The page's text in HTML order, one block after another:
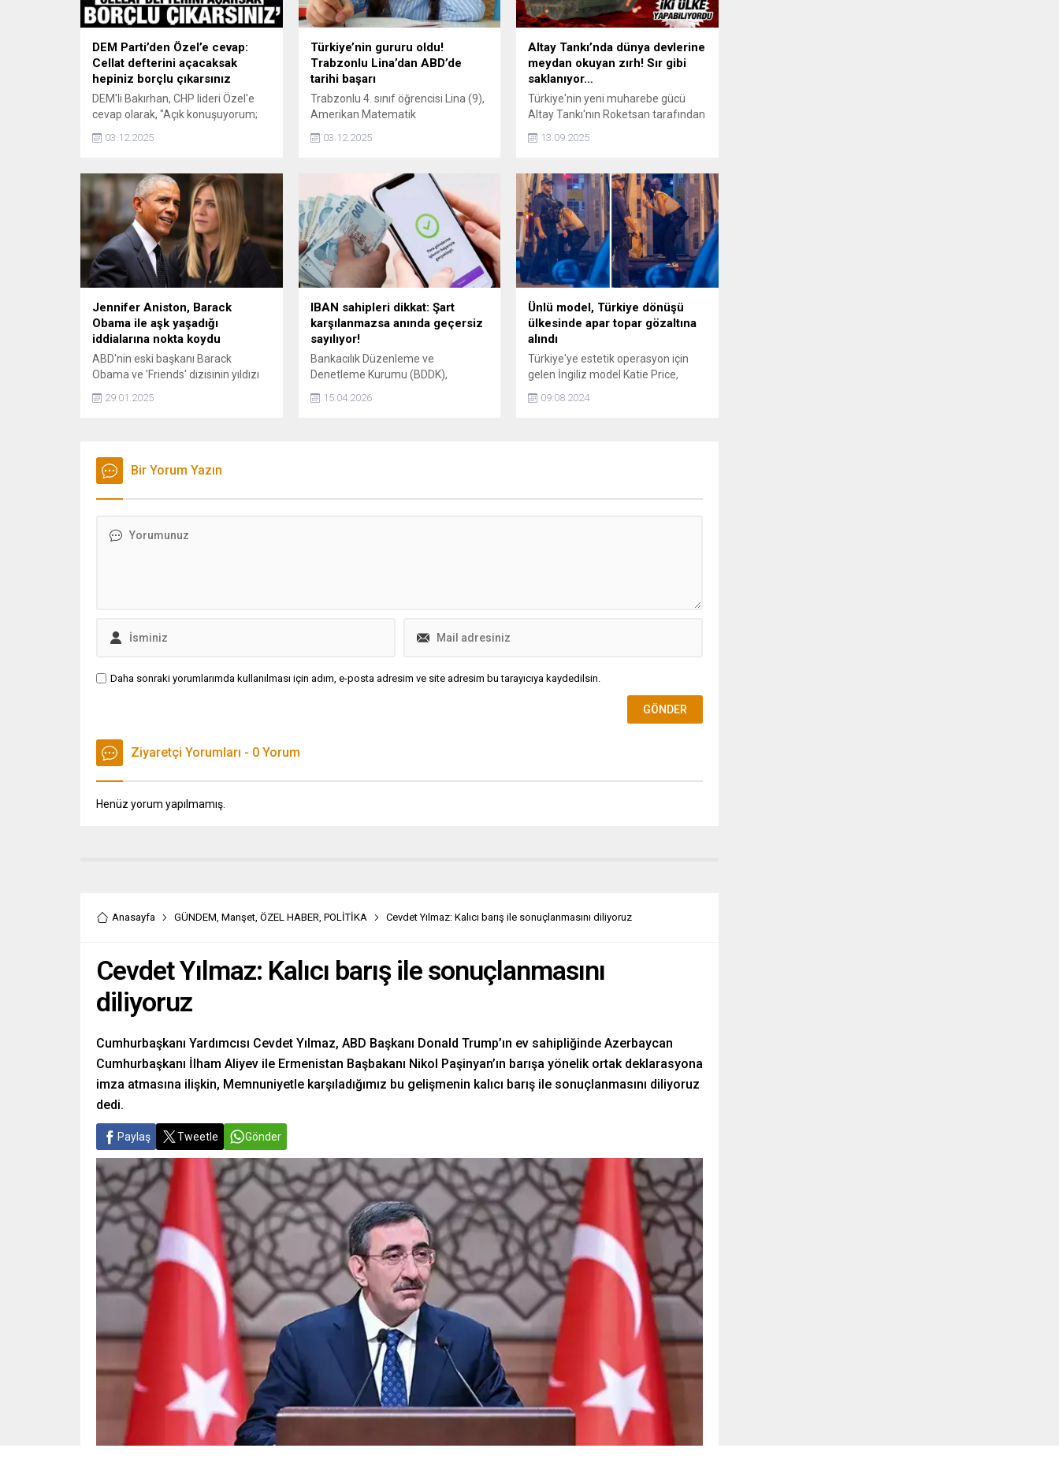
DEM Parti’den Özel’e cevap:
Cellat defterini açacaksak
hepiniz borçlu çıkarsınız
DEM'li Bakırhan, CHP lideri Özel'e
cevap olarak, "Açık konuşuyorum;
bu sürecin karşısındaysanız sağa
sola çekmeden sözünüzü açık
'cellat defterini' açacaksak hepiniz
borçlu çıkacaksınız" dedi.
03.12.2025
Türkiye’nin gururu oldu!
Trabzonlu Lina’dan ABD’de
tarihi başarı
Trabzonlu 4. sınıf öğrencisi Lina (9),
Amerikan Matematik
Olimpiyatları'nda altın madalya
kazandı. Tam puanla Türkiye 1.'si ve
Singapur'daki Uluslararası
Matematik Olimpiyatları'nda
Türkiye'yi temsil edecek.
03.12.2025
Altay Tankı’nda dünya devlerine
meydan okuyan zırh! Sır gibi
saklanıyor…
Türkiye'nin yeni muharebe gücü
Altay Tankı'nın Roketsan tarafından
geliştirilen gizli zırhla donatıldığı
belirtildi. Altay'ın haricinde bu zırhın
Amerikan 'M1 Abraham'
tanklarında yer aldığı kaydedildi.
13.09.2025
Jennifer Aniston, Barack
Obama ile aşk yaşadığı
iddialarına nokta koydu
ABD'nin eski başkanı Barack
Obama ve 'Friends' dizisinin yıldızı
iddiası gündeme bomba gibi düştü.
tanıyorum'' dedi.
29.01.2025
IBAN sahipleri dikkat: Şart
karşılanmazsa anında geçersiz
sayılıyor!
Bankacılık Düzenleme ve
Denetleme Kurumu (BDDK),
uygulamaya göre çipli kimlik sahibi
15.04.2026
Ünlü model, Türkiye dönüşü
ülkesinde apar topar gözaltına
alındı
Türkiye'ye estetik operasyon için
gelen İngiliz model Katie Price,
havalimanında gözaltına alındı.
09.08.2024
Bir Yorum Yazın
Daha sonraki yorumlarımda kullanılması için adım, e-posta adresim ve site adresim bu tarayıcıya kaydedilsin.
Ziyaretçi Yorumları - 0 Yorum
Henüz yorum yapılmamış.
Anasayfa GÜNDEM Manşet ÖZEL HABER POLİTİKA Cevdet Yılmaz: Kalıcı barış ile sonuçlanmasını diliyoruz
Cevdet Yılmaz: Kalıcı barış ile sonuçlanmasını
diliyoruz
Cumhurbaşkanı Yardımcısı Cevdet Yılmaz, ABD Başkanı Donald Trump’ın ev sahipliğinde Azerbaycan
Cumhurbaşkanı İlham Aliyev ile Ermenistan Başbakanı Nikol Paşinyan’ın barışa yönelik ortak deklarasyona
imza atmasına ilişkin, Memnuniyetle karşıladığımız bu gelişmenin kalıcı barış ile sonuçlanmasını diliyoruz
dedi.
Paylaş Tweetle Gönder